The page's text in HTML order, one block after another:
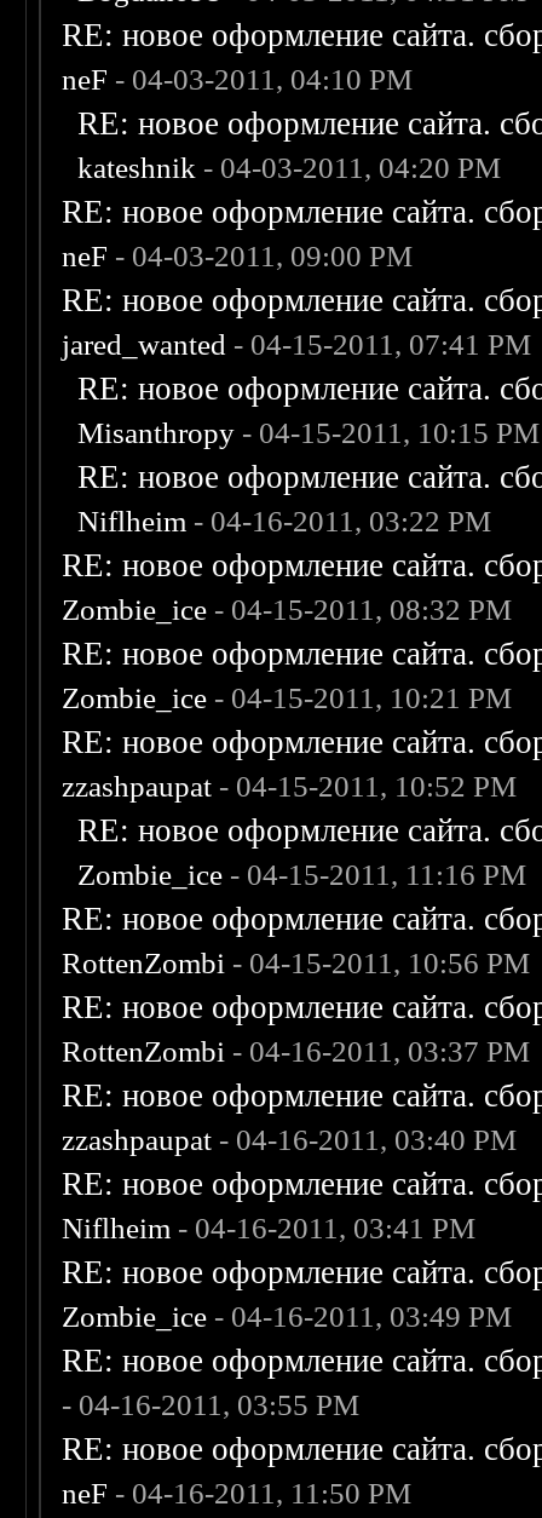
RE: новое оформление сайта.
neF - 04-03-2011, 04:10 PM
RE: новое оформление сайта.
kateshnik - 04-03-2011, 04:20 PM
RE: новое оформление сайта.
neF - 04-03-2011, 09:00 PM
RE: новое оформление сайта.
jared_wanted - 04-15-2011, 07:41 PM
RE: новое оформление сайта.
Misanthropy - 04-15-2011, 10:15 PM
RE: новое оформление сайта.
Niflheim - 04-16-2011, 03:22 PM
RE: новое оформление сайта.
Zombie_ice - 04-15-2011, 08:32 PM
RE: новое оформление сайта.
Zombie_ice - 04-15-2011, 10:21 PM
RE: новое оформление сайта.
zzashpaupat - 04-15-2011, 10:52 PM
RE: новое оформление сайта.
Zombie_ice - 04-15-2011, 11:16 PM
RE: новое оформление сайта.
RottenZombi - 04-15-2011, 10:56 PM
RE: новое оформление сайта.
RottenZombi - 04-16-2011, 03:37 PM
RE: новое оформление сайта.
zzashpaupat - 04-16-2011, 03:40 PM
RE: новое оформление сайта.
Niflheim - 04-16-2011, 03:41 PM
RE: новое оформление сайта.
Zombie_ice - 04-16-2011, 03:49 PM
RE: новое оформление сайта.
- 04-16-2011, 03:55 PM
RE: новое оформление сайта.
neF - 04-16-2011, 11:50 PM